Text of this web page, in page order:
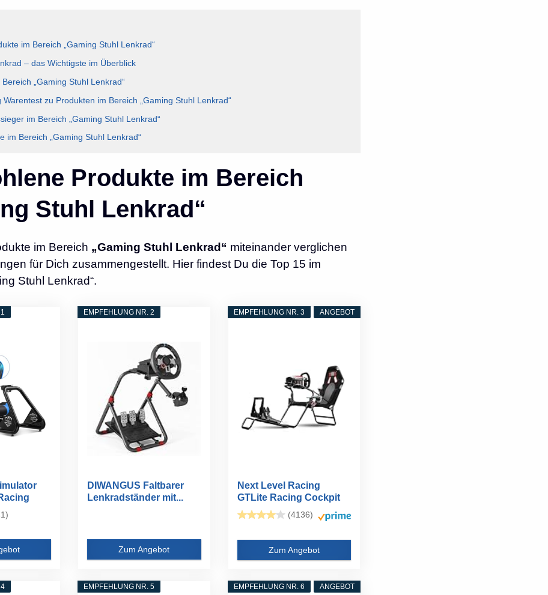
im Bereich „Gaming Stuhl Lenkrad“
– das Wichtigste im Überblick
„Gaming Stuhl Lenkrad“
Warentest zu Produkten im Bereich „Gaming Stuhl Lenkrad“
im Bereich „Gaming Stuhl Lenkrad“
im Bereich „Gaming Stuhl Lenkrad“
Produkte im Bereich
Stuhl Lenkrad“
im Bereich „Gaming Stuhl Lenkrad“ miteinander verglichen
für Dich zusammengestellt. Hier findest Du die Top 15 im
Stuhl Lenkrad“.
EMPFEHLUNG NR. 2
DIWANGUS Faltbarer
Lenkradständer mit...
Zum Angebot
ANGEBOT
EMPFEHLUNG NR. 3
Next Level Racing
GTLite Racing Cockpit
(4136)
Zum Angebot
EMPFEHLUNG NR. 5 ANGEBOT
EMPFEHLUNG NR. 6